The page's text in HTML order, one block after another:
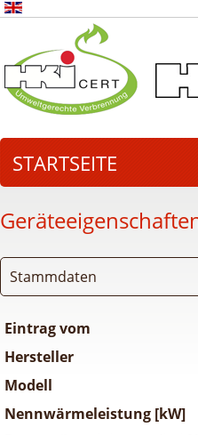
STARTSEITE
Stammdaten
Eintrag vom
Hersteller
Modell
Nennwärmeleistung [kW]